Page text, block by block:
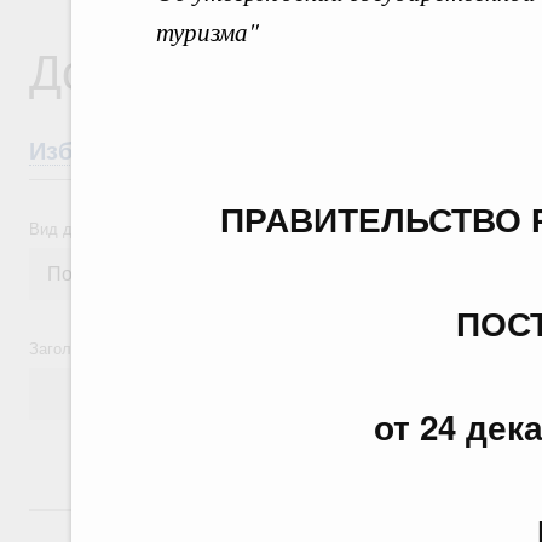
туризма"
от 24
Документы
Избранные документы со справками к
Вид документа
Заголовок или текст документа